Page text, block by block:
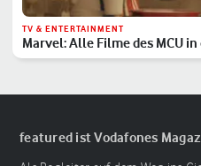
TV & ENTERTAINMENT
Marvel: Alle Filme des MCU
Reihenfolge
featured ist Vodafones